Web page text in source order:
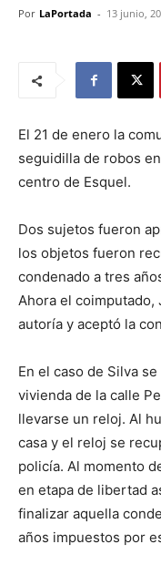
Por LaPortada - 13 junio,
El 21 de enero la
seguidilla de robos
centro de Esquel.
Dos sujetos fueron
los objetos fueron
condenado a tres
Ahora el coimputado,
autoría y aceptó la
En el caso de Silva
vivienda de la calle
llevarse un reloj. Al
casa y el reloj se
policía. Al momento
en etapa de libertad
finalizar aquella
años impuestos por